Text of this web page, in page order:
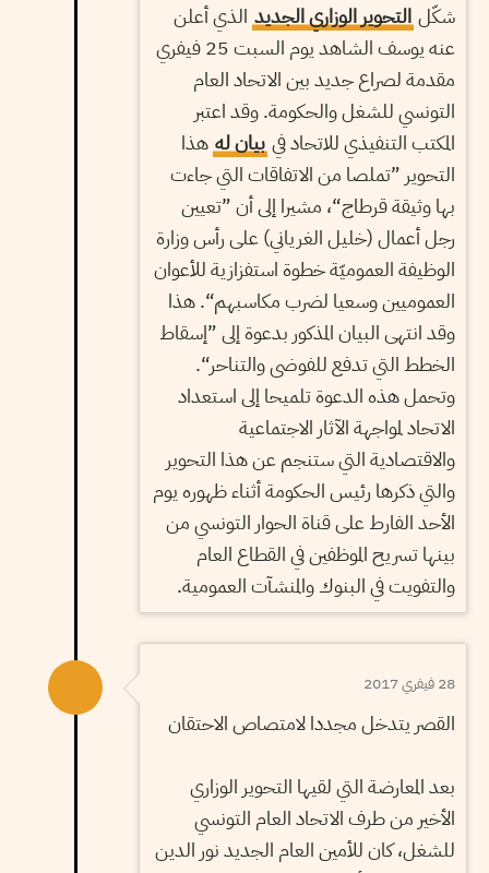
شكّل التحوير الوزاري الجديد الذي أعلن
عنه يوسف الشاهد يوم السبت 25 فيفري
مقدمة لصراع جديد بين الاتحاد العام
التونسي للشغل والحكومة. وقد اعتبر
المكتب التنفيذي للاتحاد في بيان له هذا
التحوير ”تملصا من الاتفاقات التي جاءت
بها وثيقة قرطاج“، مشيرا إلى أن ”تعيين
رجل أعمال (خليل الغرياني) على رأس وزارة
الوظيفة العموميّة خطوة استفزازية للأعوان
العموميين وسعيا لضرب مكاسبهم“. هذا
وقد انتهى البيان المذكور بدعوة إلى ”إسقاط
الخطط التي تدفع للفوضى والتناحر“.
وتحمل هذه الدعوة تلميحا إلى استعداد
الاتحاد لمواجهة الآثار الاجتماعية
والاقتصادية التي ستنجم عن هذا التحوير
والتي ذكرها رئيس الحكومة أثناء ظهوره يوم
الأحد الفارط على قناة الحوار التونسي من
بينها تسريح الموظفين في القطاع العام
والتفويت في البنوك والمنشآت العمومية.
28 فيفري 2017
القصر يتدخل مجددا لامتصاص الاحتقان
بعد المعارضة التي لقيها التحوير الوزاري
الأخير من طرف الاتحاد العام التونسي
للشغل، كان للأمين العام الجديد نور الدين